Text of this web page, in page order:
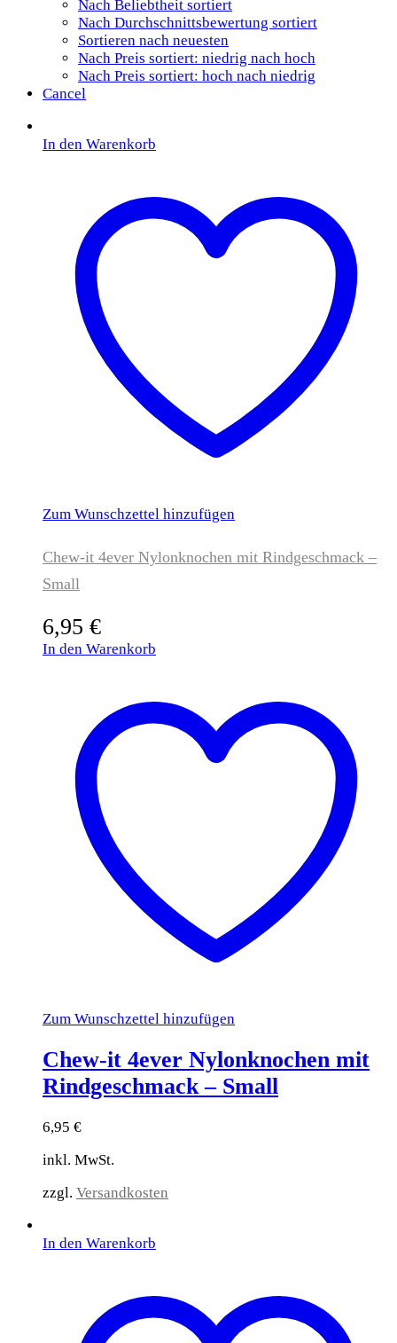
Nach Beliebtheit sortiert
Nach Durchschnittsbewertung sortiert
Sortieren nach neuesten
Nach Preis sortiert: niedrig nach hoch
Nach Preis sortiert: hoch nach niedrig
Cancel
In den Warenkorb
Zum Wunschzettel hinzufügen
Chew-it 4ever Nylonknochen mit Rindgeschmack –
Small
6,95 €
In den Warenkorb
Zum Wunschzettel hinzufügen
Chew-it 4ever Nylonknochen mit
Rindgeschmack – Small
6,95 €
inkl. MwSt.
zzgl. Versandkosten
In den Warenkorb